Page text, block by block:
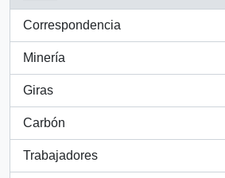
Correspondencia
, 6 resultados
Minería
, 2 resultados
Giras
, 2 resultados
Carbón
, 2 resultados
Trabajadores
, 2 resultados